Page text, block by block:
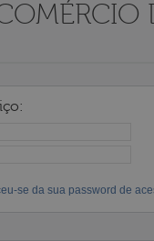
se da sua password de